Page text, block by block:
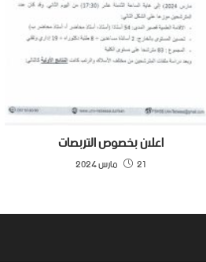
اعلان بخصوص التربصات
21 مارس 2024